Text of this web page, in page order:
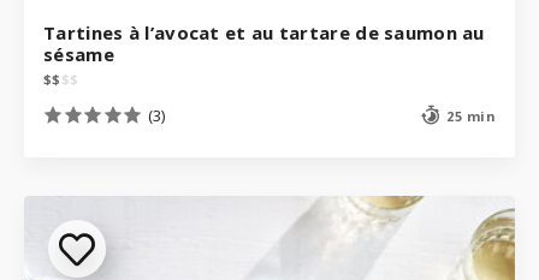
Tartines à l’avocat et au tartare de saumon au
sésame
$$ $$
(3) 25 min